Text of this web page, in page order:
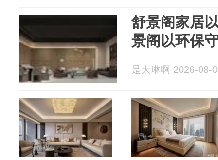
舒景阁家居
景阁以环保
是大琳啊 2026-08-